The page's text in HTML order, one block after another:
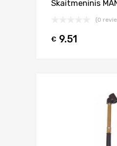
Skaitmeninis
(0
€ 9.51